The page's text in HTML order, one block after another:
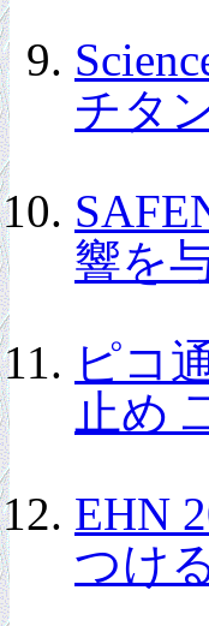
チタ
響を
ピコ
止め
EHN
つけ